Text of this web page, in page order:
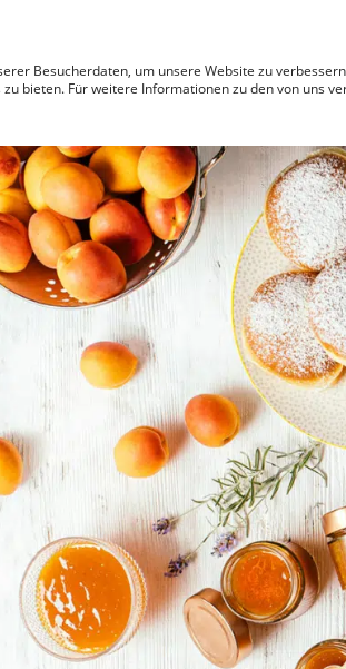
neuigkeiten/marillenmarmelade/
Besucherdaten, um unsere Website zu
bieten. Für weitere Informationen zu den von uns